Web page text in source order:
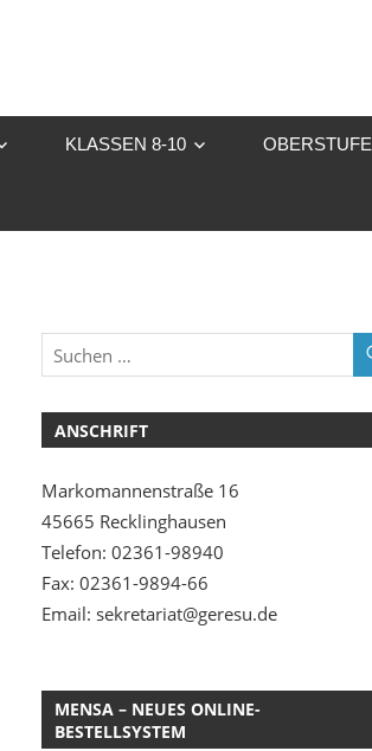
KLASSEN 8-10 OBERSTUFE
ANSCHRIFT
Markomannenstraße 16
45665 Recklinghausen
Telefon: 02361-98940
Fax: 02361-9894-66
Email: sekretariat@geresu.de
MENSA – NEUES ONLINE-
BESTELLSYSTEM